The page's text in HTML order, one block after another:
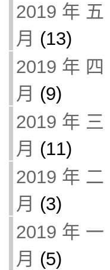
2019 年 五
月 (13)
2019 年 四
月 (9)
2019 年 三
月 (11)
2019 年 二
月 (3)
2019 年 一
月 (5)